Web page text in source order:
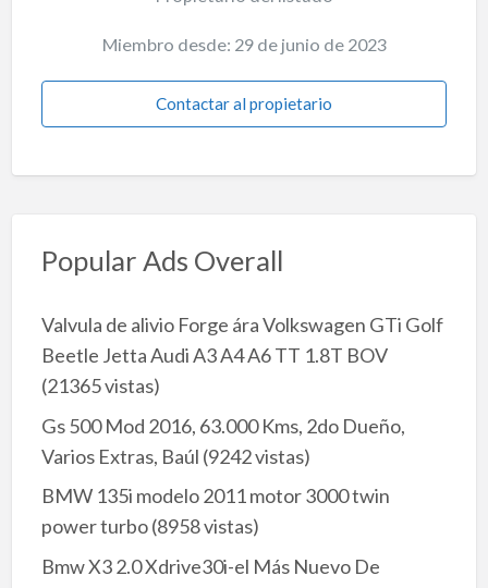
Miembro desde: 29 de junio de 2023
Contactar al propietario
Popular Ads Overall
Valvula de alivio Forge ára Volkswagen GTi Golf
Beetle Jetta Audi A3 A4 A6 TT 1.8T BOV
(21365 vistas)
Gs 500 Mod 2016, 63.000 Kms, 2do Dueño,
Varios Extras, Baúl (9242 vistas)
BMW 135i modelo 2011 motor 3000 twin
power turbo(8958 vistas)
Bmw X3 2.0 Xdrive30i-el Más Nuevo De